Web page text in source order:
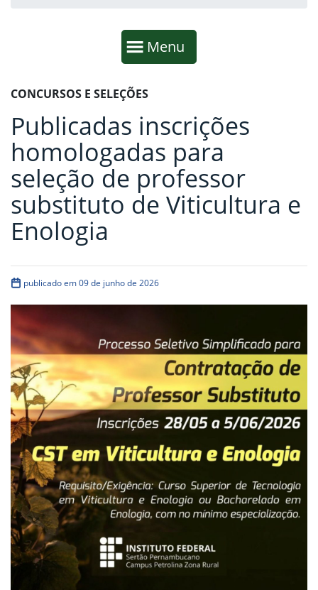
Mostrar
Menu
Fim da navegação
Início do conteúdo
CONCURSOS E SELEÇÕES
Publicadas inscrições
homologadas para
seleção de professor
substituto de Viticultura e
Enologia
publicado em 09 de junho de 2026